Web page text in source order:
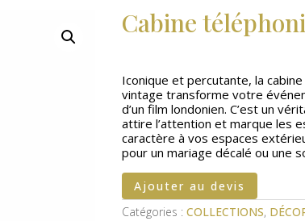
Cabine
Iconique et percutante, la
vintage transforme votre
d’un film londonien. C’est un
attire l’attention et marque les
caractère à vos espaces
pour un mariage décalé ou une
Ajouter au devis
Catégories : COLLECTIONS,